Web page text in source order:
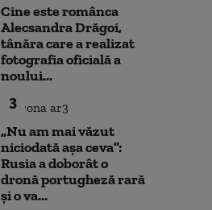
Cine este românca
Alecsandra Drăgoi,
tânăra care a realizat
fotografia oficială a
noului...
3
„Nu am mai văzut
niciodată așa ceva”:
Rusia a doborât o
dronă portugheză rară
și o va...